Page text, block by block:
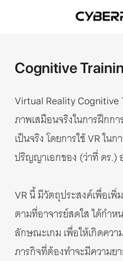
Cognitive
Virtual Reality Cognitive
ภาพเสมือนจริงในการฝึกกา
เป็นจริง โดยการใช้ VRในก
ปริญญาเอกของ (ว่าที่ ดร.)
VR นี้ มีวัตถุประสงค์เพื่อเ
ตามที่อาจารย์สดใส ได้กำห
ลักษณะเกม เพื่อให้เกิดควา
ภารกิจที่ต้องทำจะมีความย